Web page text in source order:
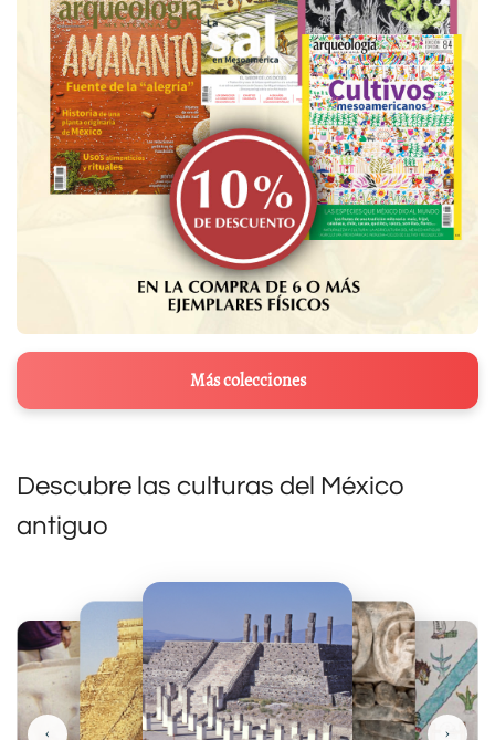
Más colecciones
Descubre las culturas del México
antiguo
‹ ›